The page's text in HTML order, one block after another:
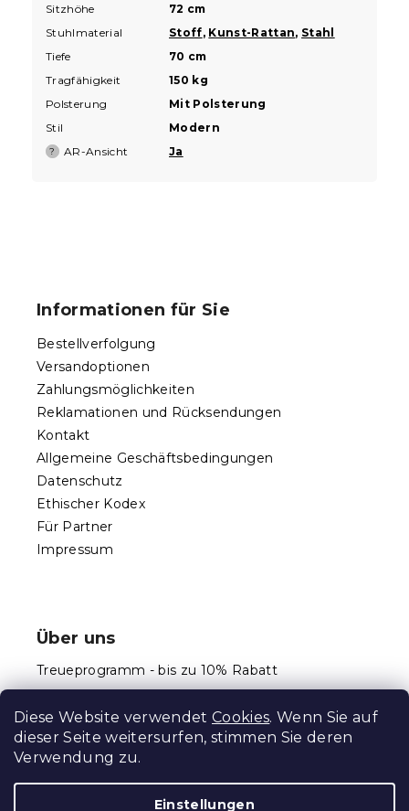
Diese Website verwendet Cookies. Wenn Sie auf
dieser Seite weitersurfen, stimmen Sie deren
Verwendung zu.
Einstellungen
Sitzhöhe
72 cm
Stuhlmaterial
Stoff, Kunst-Rattan, Stahl
Tiefe
70 cm
Tragfähigkeit
150 kg
Polsterung
Mit Polsterung
Stil
Modern
? AR-Ansicht Ja
Informationen für Sie
Bestellverfolgung
Versandoptionen
Zahlungsmöglichkeiten
Reklamationen und Rücksendungen
Kontakt
Allgemeine Geschäftsbedingungen
Datenschutz
Ethischer Kodex
Für Partner
Impressum
Über uns
Treueprogramm - bis zu 10% Rabatt